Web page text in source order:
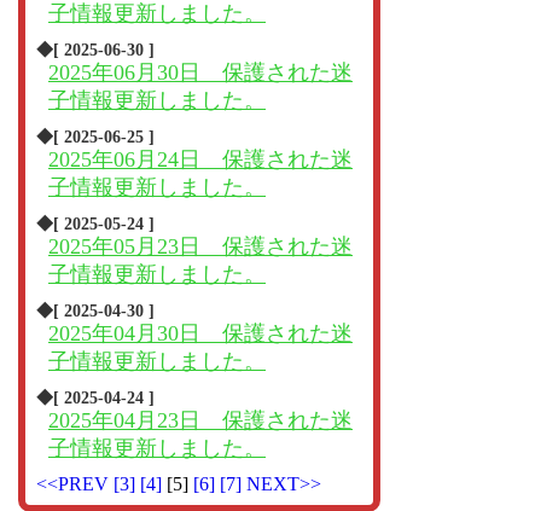
子情報更新しました。
◆[ 2025-06-30 ]
2025年06月30日 保護された迷
子情報更新しました。
◆[ 2025-06-25 ]
2025年06月24日 保護された迷
子情報更新しました。
◆[ 2025-05-24 ]
2025年05月23日 保護された迷
子情報更新しました。
◆[ 2025-04-30 ]
2025年04月30日 保護された迷
子情報更新しました。
◆[ 2025-04-24 ]
2025年04月23日 保護された迷
子情報更新しました。
<<PREV [3] [4] [5] [6] [7] NEXT>>